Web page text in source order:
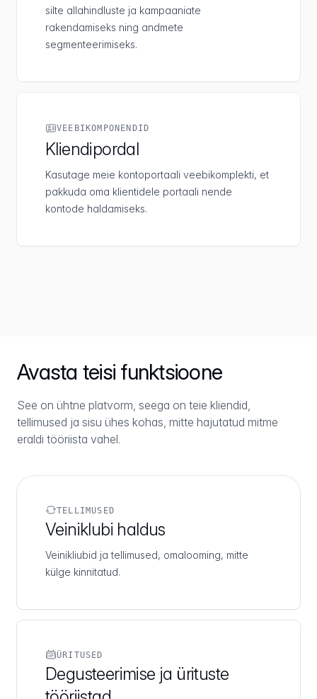
silte allahindluste ja kampaaniate
rakendamiseks ning andmete
segmenteerimiseks.
VEEBIKOMPONENDID
Kliendipordal
Kasutage meie kontoportaali veebikomplekti, et
pakkuda oma klientidele portaali nende
kontode haldamiseks.
Avasta teisi funktsioone
See on ühtne platvorm, seega on teie kliendid,
tellimused ja sisu ühes kohas, mitte hajutatud mitme
eraldi tööriista vahel.
TELLIMUSED
Veiniklubi haldus
Veinikliubid ja tellimused, omalooming, mitte
külge kinnitatud.
ÜRITUSED
Degusteerimise ja ürituste